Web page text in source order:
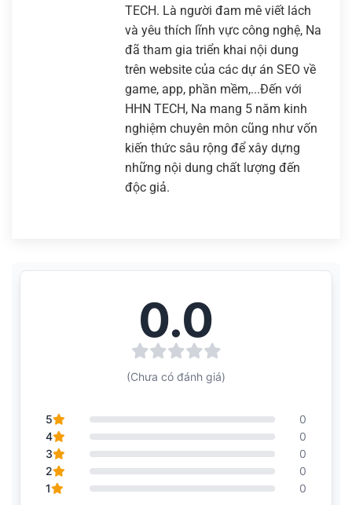
TECH. Là người đam mê viết lách
và yêu thích lĩnh vực công nghệ, Na
đã tham gia triển khai nội dung
trên website của các dự án SEO về
game, app, phần mềm,...Đến với
HHN TECH, Na mang 5 năm kinh
nghiệm chuyên môn cũng như vốn
kiến thức sâu rộng để xây dựng
những nội dung chất lượng đến
độc giả.
0.0
(Chưa có đánh giá)
5
0
4
0
3
0
2
0
1
0